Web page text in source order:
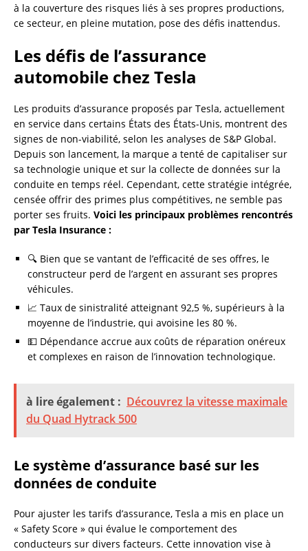
à la couverture des risques liés à ses propres productions,
ce secteur, en pleine mutation, pose des défis inattendus.
Les défis de l’assurance
automobile chez Tesla
Les produits d’assurance proposés par Tesla, actuellement
en service dans certains États des États-Unis, montrent des
signes de non-viabilité, selon les analyses de S&P Global.
Depuis son lancement, la marque a tenté de capitaliser sur
sa technologie unique et sur la collecte de données sur la
conduite en temps réel. Cependant, cette stratégie intégrée,
censée offrir des primes plus compétitives, ne semble pas
porter ses fruits. Voici les principaux problèmes rencontrés
par Tesla Insurance :
🔍 Bien que se vantant de l’efficacité de ses offres, le
constructeur perd de l’argent en assurant ses propres
véhicules.
📈 Taux de sinistralité atteignant 92,5 %, supérieurs à la
moyenne de l’industrie, qui avoisine les 80 %.
💵 Dépendance accrue aux coûts de réparation onéreux
et complexes en raison de l’innovation technologique.
à lire également : Découvrez la vitesse maximale
du Quad Hytrack 500
Le système d’assurance basé sur les
données de conduite
Pour ajuster les tarifs d’assurance, Tesla a mis en place un
« Safety Score » qui évalue le comportement des
conducteurs sur divers facteurs. Cette innovation vise à